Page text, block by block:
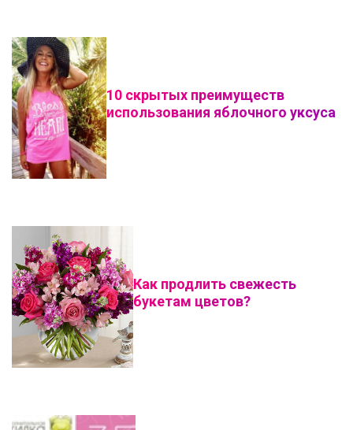
10 скрытых преимуществ
использования яблочного уксуса
Как продлить свежесть
букетам цветов?